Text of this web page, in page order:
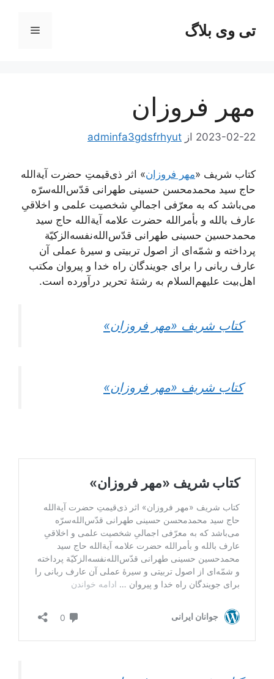
تی وی بلاگ فهرست
مهر فروزان
2023-02-22 ازadminfa3gdsfrhyut
کتاب شریف «مهر فروزان» اثر ذی‌قیمتِ حضرت آیة‌الله
حاج سید محمدمحسن حسینی طهرانی قدّس‌الله‌سرّه
می‌باشد که به معرّفی اجمالیِ شخصیت علمی و اخلاقیِ
عارف بالله و بأمر‌الله حضرت علامه آیة‌‌الله حاج سید
محمدحسین حسینی طهرانی قدّس‌الله‌نفسه‌الزکیّة
پرداخته و شمّه‌ای از اصول تربیتی و سیرۀ عملی آن
عارف ربانی را برای جویندگان راه خدا و پیروان مکتب
اهل‌بیت‌ علیهم‌السلام به رشتۀ تحریر درآورده است.
کتاب شریف «مهر فروزان»
کتاب شریف «مهر فروزان»